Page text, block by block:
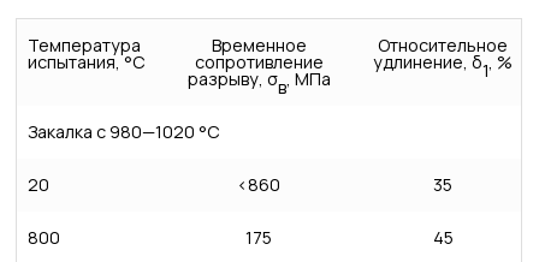
Температура
испытания, °С
Временное
сопротивление
разрыву, σв, МПа
Относительное
удлинение, δ1, %
Закалка с 980—1020 °С
20 <860 35
800 175 45